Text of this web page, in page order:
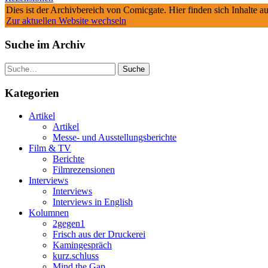
Dies ist der Archivbereich von Comicgate. Hier finden sich Inhalte
Zur aktuellen Website wechseln
Suche im Archiv
Suche
Kategorien
Artikel
Artikel
Messe- und Ausstellungsberichte
Film & TV
Berichte
Filmrezensionen
Interviews
Interviews
Interviews in English
Kolumnen
2gegen1
Frisch aus der Druckerei
Kamingespräch
kurz.schluss